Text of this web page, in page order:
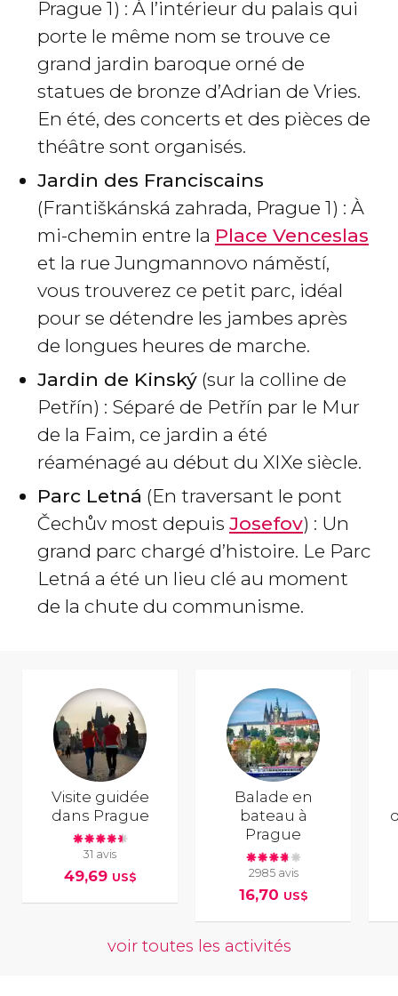
Prague 1) : À l’intérieur du palais qui
porte le même nom se trouve ce
grand jardin baroque orné de
statues de bronze d’Adrian de Vries.
En été, des concerts et des pièces de
théâtre sont organisés.
Jardin des Franciscains
(Františkánská zahrada, Prague 1) : À
mi-chemin entre la Place Venceslas
et la rue Jungmannovo náměstí,
vous trouverez ce petit parc, idéal
pour se détendre les jambes après
de longues heures de marche.
Jardin de Kinský (sur la colline de
Petřín) : Séparé de Petřín par le Mur
de la Faim, ce jardin a été
réaménagé au début du XIXe siècle.
Parc Letná (En traversant le pont
Čechův most depuis Josefov) : Un
grand parc chargé d’histoire. Le Parc
Letná a été un lieu clé au moment
de la chute du communisme.
Visite guidée
dans Prague
31 avis
49,69 US$
Balade en
bateau à
Prague
2985 avis
16,70 US$
voir toutes les activités